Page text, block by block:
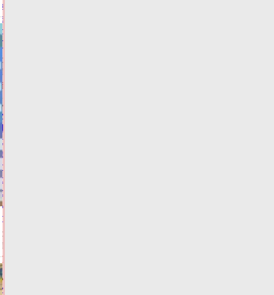
кандидата
в
депутаты
Госдумы
06.08.2026,
ФОТО
ВЫБОРЫ
Жителей
Тверской
области
экстренно
предупредили
о
резком
ухудшении
погоды
06.08.2026,
15:20
ФОТО
ПОГОДА
Житель